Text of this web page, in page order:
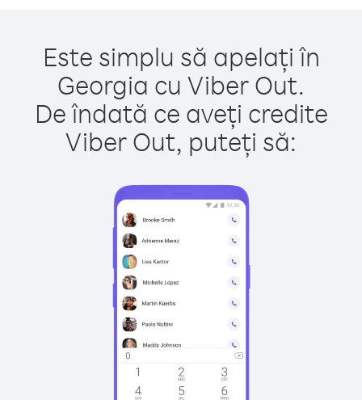
Este simplu să apelați în
Georgia cu Viber Out.
De îndată ce aveți credite
Viber Out, puteți să: